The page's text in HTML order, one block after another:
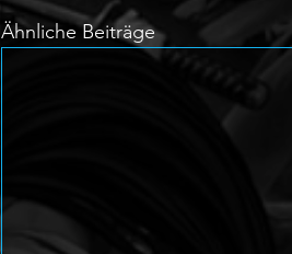
Ähnliche Beiträge